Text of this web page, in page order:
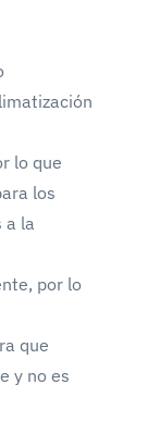
lo que
los
a la
por lo
que
y no es